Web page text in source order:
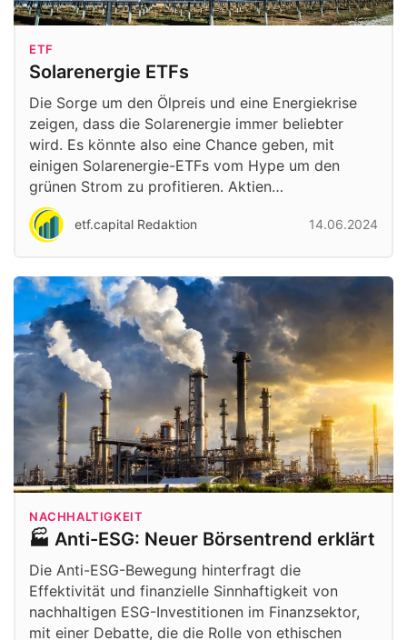
ETF
Solarenergie ETFs
Die Sorge um den Ölpreis und eine Energiekrise
zeigen, dass die Solarenergie immer beliebter
wird. Es könnte also eine Chance geben, mit
einigen Solarenergie-ETFs vom Hype um den
grünen Strom zu profitieren. Aktien…
etf.capital Redaktion 14.06.2024
NACHHALTIGKEIT
🏭 Anti-ESG: Neuer Börsentrend erklärt
Die Anti-ESG-Bewegung hinterfragt die
Effektivität und finanzielle Sinnhaftigkeit von
nachhaltigen ESG-Investitionen im Finanzsektor,
mit einer Debatte, die die Rolle von ethischen